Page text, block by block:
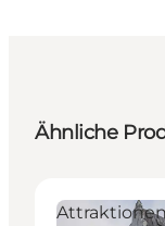
Ähnliche
Attraktionen